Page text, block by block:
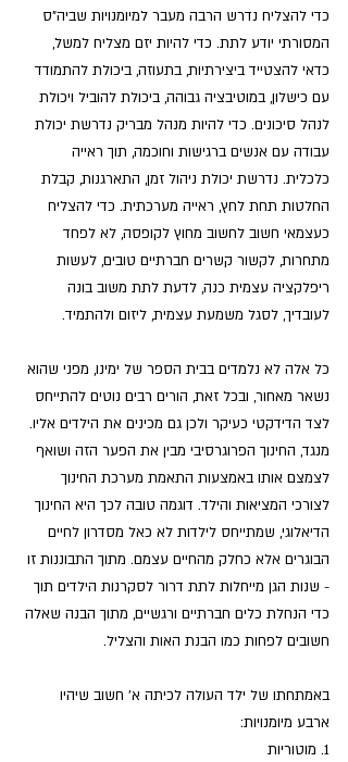
כדי להצליח נדרש הרבה מעבר למיומנויות שביה"ס
המסורתי יודע לתת. כדי להיות יזם מצליח למשל,
כדאי להצטייד ביצירתיות, בתעוזה, ביכולת להתמודד
עם כישלון, במוטיבציה גבוהה, ביכולת להוביל ויכולת
לנהל סיכונים. כדי להיות מנהל מבריק נדרשת יכולת
עבודה עם אנשים ברגישות וחוכמה, תוך ראייה
כלכלית. נדרשת יכולת ניהול זמן, התארגנות, קבלת
החלטות תחת לחץ, ראייה מערכתית. כדי להצליח
כעצמאי חשוב לחשוב מחוץ לקופסה, לא לפחד
מתחרות, לקשור קשרים חברתיים טובים, לעשות
ריפלקציה עצמית כנה, לדעת לתת משוב בונה
לעובדיך, לסגל משמעת עצמית, ליזום ולהתמיד.
כל אלה לא נלמדים בבית הספר של ימינו, מפני שהוא
נשאר מאחור, ובכל זאת, הורים רבים נוטים להתייחס
לצד הדידקטי כעיקר ולכן גם מכינים את הילדים אליו.
מנגד, החינוך הפרוגרסיבי מבין את הפער הזה ושואף
לצמצם אותו באמצעות התאמת מערכת החינוך
לצורכי המציאות והילד. דוגמה טובה לכך היא החינוך
הדיאלוגי, שמתייחס לילדות לא כאל מסדרון לחיים
הבוגרים אלא כחלק מהחיים עצמם. מתוך התבוננות זו
- שנות הגן מייחלות לתת דרור לסקרנות הילדים תוך
כדי הנחלת כלים חברתיים ורגשיים, מתוך הבנה שאלה
חשובים לפחות כמו הבנת האות והצליל.
באמתחתו של ילד העולה לכיתה א' חשוב שיהיו
ארבע מיומנויות:
1. מוטוריות